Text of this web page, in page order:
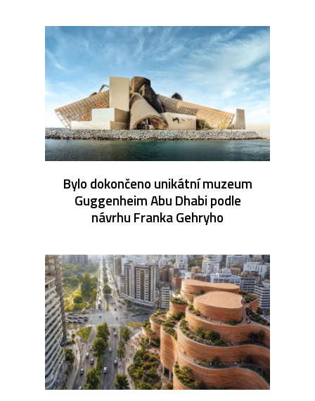
Bylo dokončeno unikátní muzeum
Guggenheim Abu Dhabi podle
návrhu Franka Gehryho